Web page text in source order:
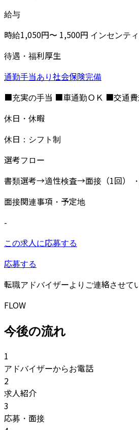
給与
時給1,050円〜 1,500円 インセンテ
待遇・福利厚生
通勤手当あり社会保険完備
■充実の手当 ■車通勤ＯＫ ■交通費
休日・休暇
休日：シフト制
選考フロー
書類選考→適性検査→面接（1回）
面接関連事項・予定地
-
この求人に応募する
応募する
転職アドバイザーよりご連絡させて
FLOW
今後の流れ
1
アドバイザーからお電話
2
求人紹介
3
応募・面接